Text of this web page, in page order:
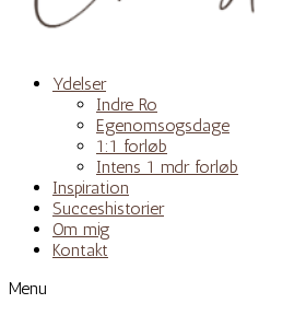
Ydelser
Indre Ro
Egenomsogsdage
1:1 forløb
Intens 1 mdr forløb
Inspiration
Succeshistorier
Om mig
Kontakt
Menu